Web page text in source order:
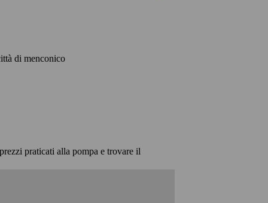
di menconico
praticati alla pompa e trovare il